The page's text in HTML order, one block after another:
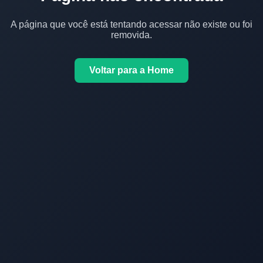
A página que você está tentando acessar não existe ou foi
removida.
Voltar para a Home